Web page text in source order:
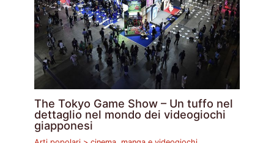
The Tokyo Game Show – Un tuffo nel
dettaglio nel mondo dei videogiochi
giapponesi